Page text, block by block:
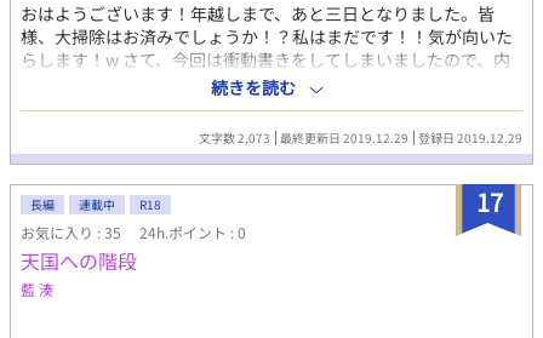
おはようございます！年越しまで、あと三日となりました。皆
様、大掃除はお済みでしょうか！？私はまだです！！気が向いた
らします！w さて、今回は衝動書きをしてしまいましたので、内
容をはじめ、色々なところがありきたりなものかもしれません。
余命宣告された人の話です。治る見込みはありませんので、その
ような内容がお好きでない方は、ご注意ください。
続きを読む
文字数 2,073 最終更新日 2019.12.29 登録日 2019.12.29
17
長編 連載中 R18
お気に入り : 35 24h.ポイント : 0
天国への階段
藍 湊